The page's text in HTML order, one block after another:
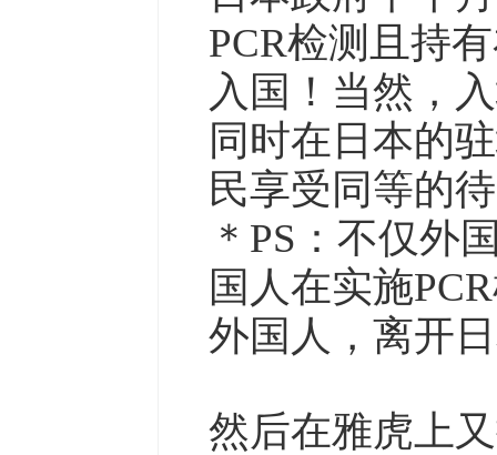
PCR检测且持
入国！当然，
同时在日本的
民享受同等的
＊PS：不仅外
国人在实施
外国人，离开
然后在雅虎上